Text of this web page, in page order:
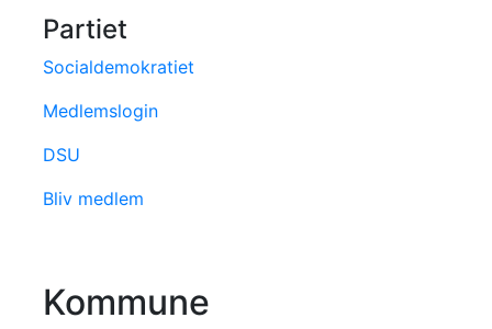
Partiet
Socialdemokratiet
Medlemslogin
DSU
Bliv medlem
Kommune